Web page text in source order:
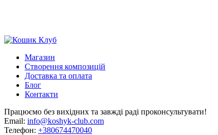
Магазин
Створення композицій
Доставка та оплата
Блог
Контакти
Працюємо без вихідних та завжді раді проконсультувати!
Email: info@koshyk-club.com
Телефон: +380674470040